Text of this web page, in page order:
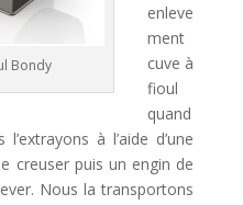
Bondy
enleve
ment
cuve à
fioul
quand
à l’aide d’une
creuser puis un engin de
Nous la transportons